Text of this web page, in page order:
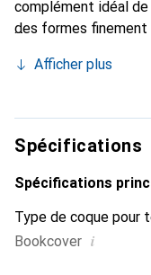
complément idéal
des formes finement
smartphone. La
reste toujours un
Afficher plus
Spécifications
Spécifications
Type de coque pour
Bookcover i